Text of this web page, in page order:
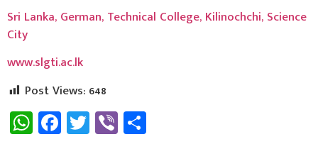
Sri Lanka, German, Technical College, Kilinochchi, Science
City
www.slgti.ac.lk
Post Views: 648
WhatsApp
Facebook
Twitter
Viber